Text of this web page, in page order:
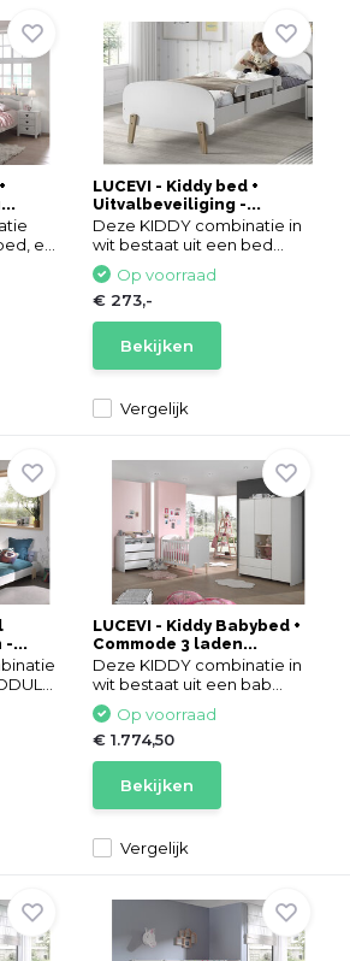
e...
LUCEVI - Kiddy bed +
Uitvalbeveiliging -...
Deze KIDDY combinatie in
wit bestaat uit een bed...
Vergelijk
Op voorraad
€ 273,-
Bekijken
-...
LUCEVI - Kiddy Babybed +
Commode 3 laden...
Deze KIDDY combinatie in
wit bestaat uit een bab...
Vergelijk
Op voorraad
€ 1.774,50
Bekijken